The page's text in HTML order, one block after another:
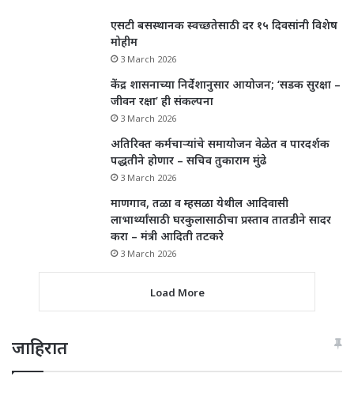
एसटी बसस्थानक स्वच्छतेसाठी दर १५ दिवसांनी विशेष
मोहीम
3 March 2026
केंद्र शासनाच्या निर्देशानुसार आयोजन; ‘सडक सुरक्षा –
जीवन रक्षा’ ही संकल्पना
3 March 2026
अतिरिक्त कर्मचाऱ्यांचे समायोजन वेळेत व पारदर्शक
पद्धतीने होणार – सचिव तुकाराम मुंढे
3 March 2026
माणगाव, तळा व म्हसळा येथील आदिवासी
लाभार्थ्यांसाठी घरकुलासाठीचा प्रस्ताव तातडीने सादर
करा – मंत्री आदिती तटकरे
3 March 2026
Load More
जाहिरात